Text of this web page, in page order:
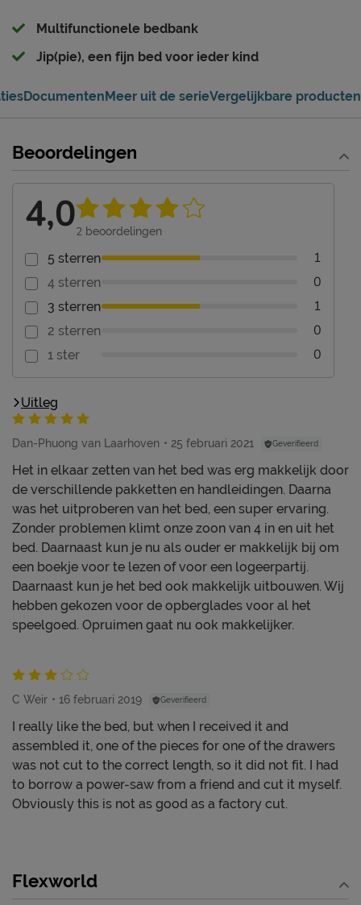
Multifunctionele bedbank
Jip(pie), een fijn bed voor ieder kind
DocumentenMeer uit de serieVergelijkbare producten
Beoordelingen
4,02 beoordelingen
5 sterren 1
4 sterren 0
3 sterren 1
2 sterren 0
1 ster 0
Uitleg
Dan-Phuong van Laarhoven 25 februari 2021 Geverifieerd
Het in elkaar zetten van het bed was erg makkelijk door
de verschillende pakketten en handleidingen. Daarna
was het uitproberen van het bed, een super ervaring.
Zonder problemen klimt onze zoon van 4 in en uit het
bed. Daarnaast kun je nu als ouder er makkelijk bij om
een boekje voor te lezen of voor een logeerpartij.
Daarnaast kun je het bed ook makkelijk uitbouwen. Wij
hebben gekozen voor de opberglades voor al het
speelgoed. Opruimen gaat nu ook makkelijker.
C Weir 16 februari 2019 Geverifieerd
I really like the bed, but when I received it and
assembled it, one of the pieces for one of the drawers
was not cut to the correct length, so it did not fit. I had
to borrow a power-saw from a friend and cut it myself.
Obviously this is not as good as a factory cut.
Flexworld